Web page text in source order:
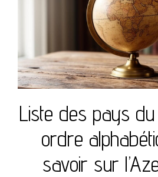
Liste des pays
ordre
savoir sur